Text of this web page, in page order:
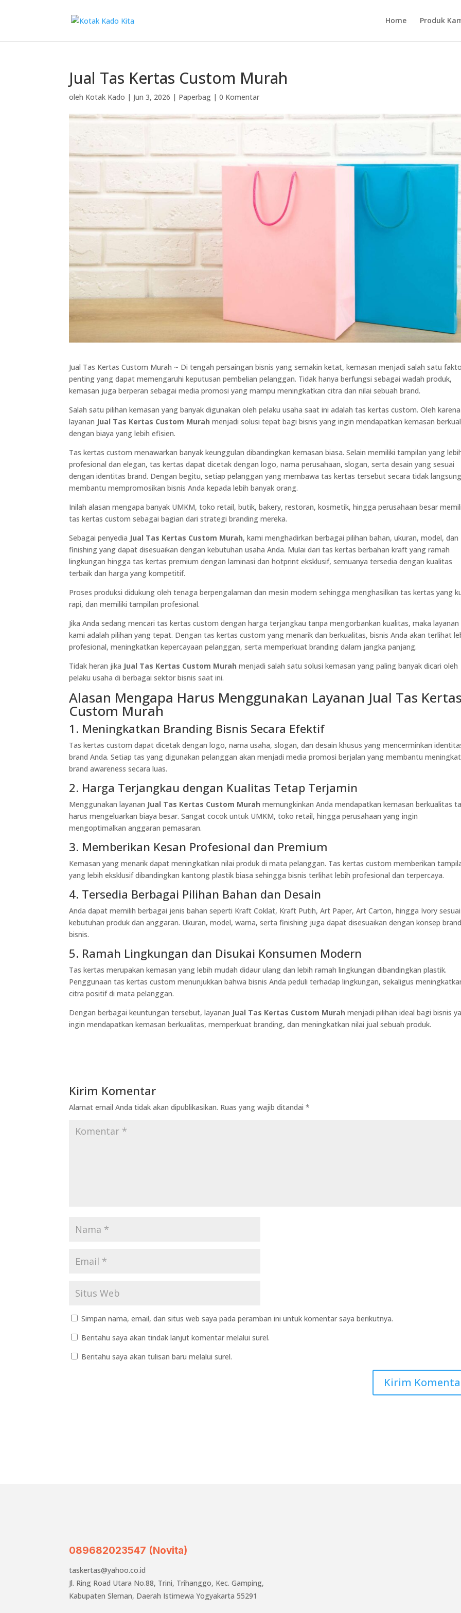
Home Produk
Jual Tas Kertas Custom Murah
oleh Kotak Kado | Jun 3, 2026 | Paperbag |0 Komentar
Jual Tas Kertas Custom Murah ~ Di tengah persaingan bisnis yang semakin ketat, kemasan menjadi salah satu
penting yang dapat memengaruhi keputusan pembelian pelanggan. Tidak hanya berfungsi sebagai wadah produk,
kemasan juga berperan sebagai media promosi yang mampu meningkatkan citra dan nilai sebuah brand.
Salah satu pilihan kemasan yang banyak digunakan oleh pelaku usaha saat ini adalah tas kertas custom. Oleh
layanan Jual Tas Kertas Custom Murah menjadi solusi tepat bagi bisnis yang ingin mendapatkan kemasan
dengan biaya yang lebih efisien.
Tas kertas custom menawarkan banyak keunggulan dibandingkan kemasan biasa. Selain memiliki tampilan yang
profesional dan elegan, tas kertas dapat dicetak dengan logo, nama perusahaan, slogan, serta desain yang sesuai
dengan identitas brand. Dengan begitu, setiap pelanggan yang membawa tas kertas tersebut secara tidak langsung
membantu mempromosikan bisnis Anda kepada lebih banyak orang.
Inilah alasan mengapa banyak UMKM, toko retail, butik, bakery, restoran, kosmetik, hingga perusahaan besar
tas kertas custom sebagai bagian dari strategi branding mereka.
Sebagai penyedia Jual Tas Kertas Custom Murah, kami menghadirkan berbagai pilihan bahan, ukuran, model, dan
finishing yang dapat disesuaikan dengan kebutuhan usaha Anda. Mulai dari tas kertas berbahan kraft yang ramah
lingkungan hingga tas kertas premium dengan laminasi dan hotprint eksklusif, semuanya tersedia dengan kualitas
terbaik dan harga yang kompetitif.
Proses produksi didukung oleh tenaga berpengalaman dan mesin modern sehingga menghasilkan tas kertas yang
rapi, dan memiliki tampilan profesional.
Jika Anda sedang mencari tas kertas custom dengan harga terjangkau tanpa mengorbankan kualitas, maka layanan
kami adalah pilihan yang tepat. Dengan tas kertas custom yang menarik dan berkualitas, bisnis Anda akan terlihat
profesional, meningkatkan kepercayaan pelanggan, serta memperkuat branding dalam jangka panjang.
Tidak heran jika Jual Tas Kertas Custom Murah menjadi salah satu solusi kemasan yang paling banyak dicari oleh
pelaku usaha di berbagai sektor bisnis saat ini.
Alasan Mengapa Harus Menggunakan Layanan Jual Tas Kertas
Custom Murah
1. Meningkatkan Branding Bisnis Secara Efektif
Tas kertas custom dapat dicetak dengan logo, nama usaha, slogan, dan desain khusus yang mencerminkan
brand Anda. Setiap tas yang digunakan pelanggan akan menjadi media promosi berjalan yang membantu
brand awareness secara luas.
2. Harga Terjangkau dengan Kualitas Tetap Terjamin
Menggunakan layanan Jual Tas Kertas Custom Murah memungkinkan Anda mendapatkan kemasan berkualitas
harus mengeluarkan biaya besar. Sangat cocok untuk UMKM, toko retail, hingga perusahaan yang ingin
mengoptimalkan anggaran pemasaran.
3. Memberikan Kesan Profesional dan Premium
Kemasan yang menarik dapat meningkatkan nilai produk di mata pelanggan. Tas kertas custom memberikan
yang lebih eksklusif dibandingkan kantong plastik biasa sehingga bisnis terlihat lebih profesional dan terpercaya.
4. Tersedia Berbagai Pilihan Bahan dan Desain
Anda dapat memilih berbagai jenis bahan seperti Kraft Coklat, Kraft Putih, Art Paper, Art Carton, hingga Ivory sesuai
kebutuhan produk dan anggaran. Ukuran, model, warna, serta finishing juga dapat disesuaikan dengan konsep
bisnis.
5. Ramah Lingkungan dan Disukai Konsumen Modern
Tas kertas merupakan kemasan yang lebih mudah didaur ulang dan lebih ramah lingkungan dibandingkan plastik.
Penggunaan tas kertas custom menunjukkan bahwa bisnis Anda peduli terhadap lingkungan, sekaligus
citra positif di mata pelanggan.
Dengan berbagai keuntungan tersebut, layanan Jual Tas Kertas Custom Murah menjadi pilihan ideal bagi bisnis
ingin mendapatkan kemasan berkualitas, memperkuat branding, dan meningkatkan nilai jual sebuah produk.
Kirim Komentar
Alamat email Anda tidak akan dipublikasikan. Ruas yang wajib ditandai*
Simpan nama, email, dan situs web saya pada peramban ini untuk komentar saya berikutnya.
Beritahu saya akan tindak lanjut komentar melalui surel.
Beritahu saya akan tulisan baru melalui surel.
089682023547 (Novita)
taskertas@yahoo.co.id
Jl. Ring Road Utara No.88, Trini, Trihanggo, Kec. Gamping,
Kabupaten Sleman, Daerah Istimewa Yogyakarta 55291